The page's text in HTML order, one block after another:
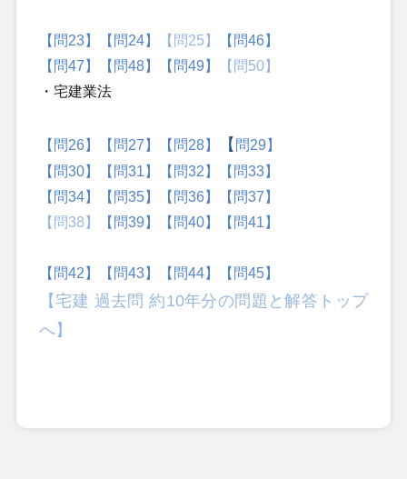
【問23】 【問24】 【問25】
【問46】
【問47】
【問48】 【問49】
【問50】
・宅建業法
【 問26】 【問27】 【問28】 【 問29】
【問30】
【問31】 【問32】
【問33】
【問34】
【問35】 【問36】
【問37】
【問38】
【問39】 【問40】 【問41】
【問42】 【問43】 【問44】 【問45】
【宅建 過去問 約10年分の問題と解答トップ
へ】